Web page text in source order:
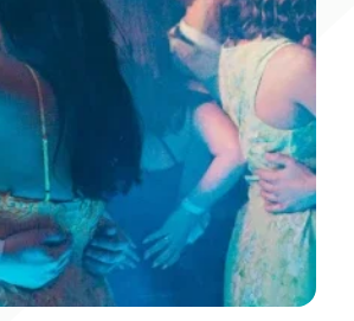
er statt, und wie